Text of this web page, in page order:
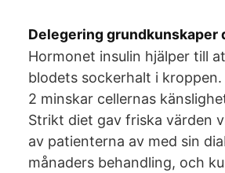
Delegering grundkunskaper
Hormonet insulin hjälper till
blodets sockerhalt i
2 minskar cellernas
Strikt diet gav friska värden
av patienterna av med sin
månaders behandling, och